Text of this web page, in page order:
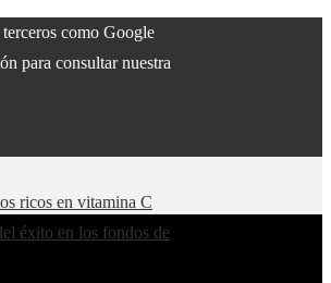
como Google
para consultar nuestra
ricos en vitamina C
éxito en los fondos de